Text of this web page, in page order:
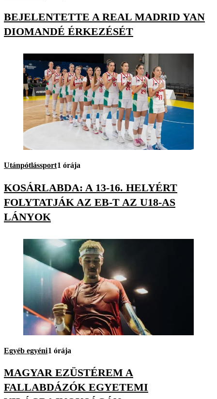
BEJELENTETTE A REAL MADRID YAN
DIOMANDÉ ÉRKEZÉSÉT
Utánpótlássport1 órája
KOSÁRLABDA: A 13-16. HELYÉRT
FOLYTATJÁK AZ EB-T AZ U18-AS
LÁNYOK
Egyéb egyéni1 órája
MAGYAR EZÜSTÉREM A
FALLABDÁZÓK EGYETEMI